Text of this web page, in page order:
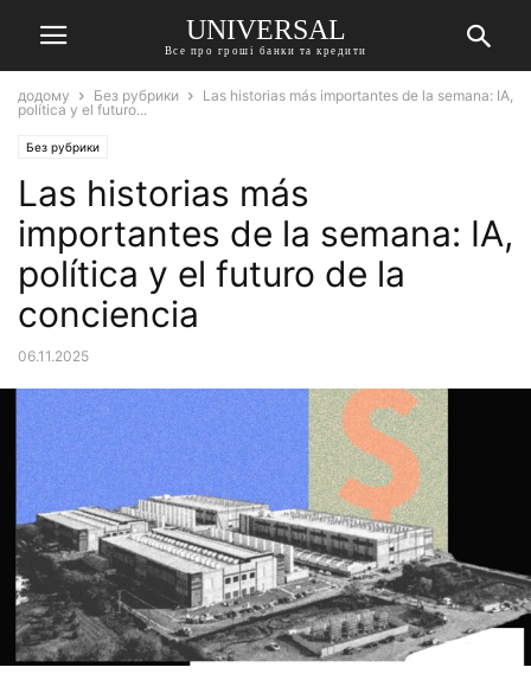
UNIVERSAL
Все про гроші банки та кредити
додому Без рубрики
Las historias más importantes de la semana: IA,
política y el futuro...
Без рубрики
Las historias más
importantes de la semana: IA,
política y el futuro de la
conciencia
06.11.2025